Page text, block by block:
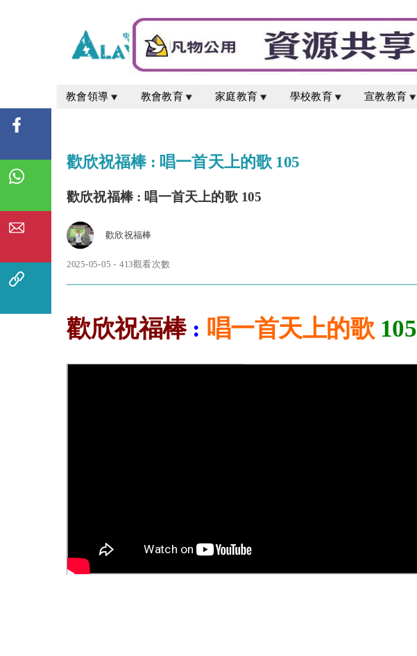
教會領導 教會教育 家庭教育 學校教育 宣教教育
歡欣祝福棒 : 唱一首天上的歌 105
歡欣祝福棒 : 唱一首天上的歌 105
歡欣祝福棒
2025-05-05 - 413觀看次數
歡欣祝福棒 : 唱一首天上的歌 105